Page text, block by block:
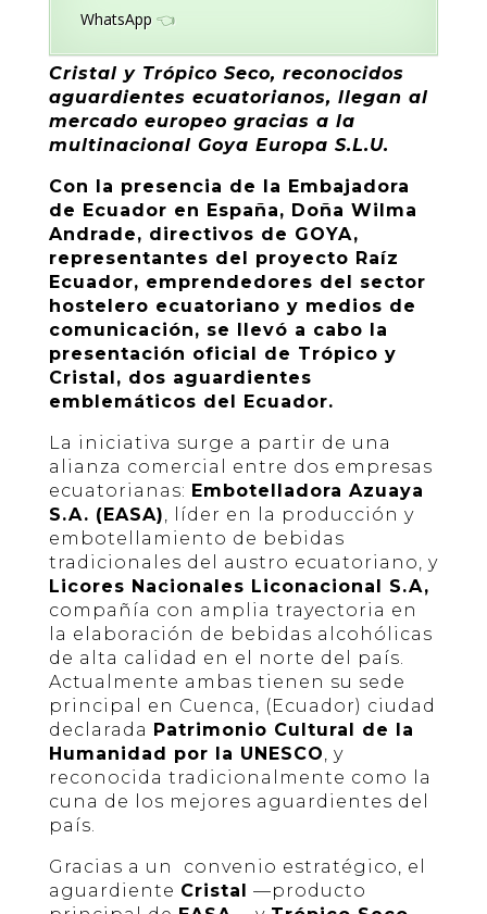
WhatsApp 👈
Cristal y Trópico Seco, reconocidos
aguardientes ecuatorianos, llegan al
mercado europeo gracias a la
multinacional Goya Europa S.L.U.
Con la presencia de la Embajadora
de Ecuador en España, Doña Wilma
Andrade, directivos de GOYA,
representantes del proyecto Raíz
Ecuador, emprendedores del sector
hostelero ecuatoriano y medios de
comunicación, se llevó a cabo la
presentación oficial de Trópico y
Cristal, dos aguardientes
emblemáticos del Ecuador.
La iniciativa surge a partir de una
alianza comercial entre dos empresas
ecuatorianas: Embotelladora Azuaya
S.A. (EASA) , líder en la producción y
embotellamiento de bebidas
tradicionales del austro ecuatoriano, y
Licores Nacionales Liconacional S.A,
compañía con amplia trayectoria en
la elaboración de bebidas alcohólicas
de alta calidad en el norte del país.
Actualmente ambas tienen su sede
principal en Cuenca, (Ecuador) ciudad
declarada Patrimonio Cultural de la
Humanidad por la UNESCO , y
reconocida tradicionalmente como la
cuna de los mejores aguardientes del
país.
Gracias a un convenio estratégico, el
aguardiente Cristal —producto